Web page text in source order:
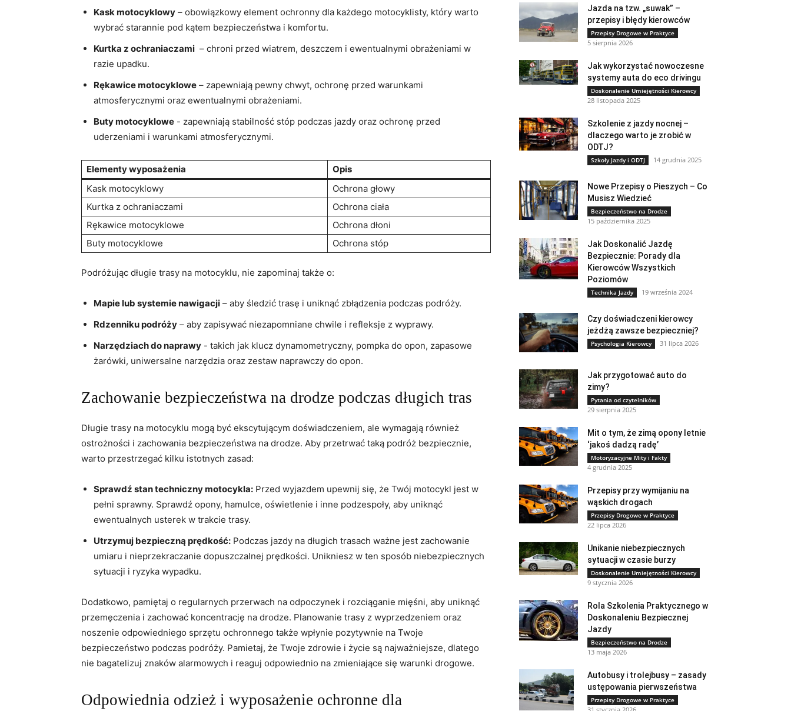
Kask motocyklowy – obowiązkowy element ochronny dla każdego⁤ motocyklisty, ​który warto
wybrać starannie pod kątem bezpieczeństwa i komfortu.
Kurtka z ochraniaczami ⁢ – chroni przed wiatrem, deszczem i ⁢ewentualnymi obrażeniami w
razie upadku.
Rękawice motocyklowe – ‍zapewniają⁣ pewny chwyt, ochronę przed warunkami
atmosferycznymi oraz ewentualnymi obrażeniami.
Buty motocyklowe -⁢ zapewniają stabilność stóp ⁣podczas ​jazdy oraz ochronę przed
uderzeniami i warunkami atmosferycznymi.
Elementy wyposażenia
Opis
Kask ‍motocyklowy
Ochrona głowy
Kurtka z ochraniaczami
Ochrona ‌ciała
Rękawice motocyklowe
Ochrona dłoni
Buty motocyklowe
Ochrona stóp
Podróżując ​długie trasy na motocyklu, nie zapominaj⁢ także o:
Mapie lub systemie nawigacji – aby śledzić trasę i uniknąć zbłądzenia podczas ⁣podróży.
Rdzenniku podróży – aby‌ zapisywać niezapomniane⁢ chwile i refleksje z wyprawy.
Narzędziach do naprawy -⁣ takich jak klucz⁣ dynamometryczny, pompka ⁢do opon, zapasowe
żarówki, ‌uniwersalne⁣ narzędzia oraz zestaw⁤ naprawczy do opon.
Zachowanie bezpieczeństwa​ na‍ drodze ⁤podczas długich tras
Długie trasy​ na motocyklu mogą być ekscytującym doświadczeniem, ale wymagają również
ostrożności i zachowania bezpieczeństwa na drodze. Aby przetrwać taką podróż bezpiecznie,
warto przestrzegać kilku istotnych zasad:
Sprawdź stan techniczny motocykla: Przed wyjazdem upewnij się, że Twój motocykl jest w
pełni sprawny. Sprawdź opony,⁢ hamulce, oświetlenie i ‌inne podzespoły, aby uniknąć
ewentualnych usterek w trakcie trasy.
Utrzymuj bezpieczną ⁢prędkość: Podczas jazdy na długich trasach ⁢ważne ‍jest‌ zachowanie
umiaru i nieprzekraczanie dopuszczalnej prędkości. Unikniesz w ten sposób niebezpiecznych
sytuacji i ryzyka⁢ wypadku.
Dodatkowo, pamiętaj o regularnych przerwach ⁤na odpoczynek i rozciąganie mięśni, aby uniknąć
przemęczenia i zachować koncentrację na drodze. Planowanie ​trasy⁤ z wyprzedzeniem oraz
noszenie⁢ odpowiedniego⁢ sprzętu ochronnego także wpłynie pozytywnie na Twoje
bezpieczeństwo podczas podróży. Pamietaj, że Twoje zdrowie i ⁢życie są najważniejsze, dlatego
nie bagatelizuj znaków alarmowych i reaguj⁤ odpowiednio na zmieniające się warunki drogowe.
Odpowiednia odzież i wyposażenie ochronne dla
Jazda na tzw. „suwak” –
przepisy i błędy kierowców
Przepisy Drogowe w Praktyce
5 sierpnia 2026
Jak wykorzystać nowoczesne
systemy auta do eco drivingu
Doskonalenie Umiejętności Kierowcy
28 listopada 2025
Szkolenie z jazdy nocnej –
dlaczego warto je zrobić w
ODTJ?
Szkoły Jazdy i ODTJ 14 grudnia 2025
Nowe Przepisy o Pieszych – Co
Musisz Wiedzieć
Bezpieczeństwo na Drodze
15 października 2025
Jak Doskonalić Jazdę
Bezpiecznie: Porady dla
Kierowców Wszystkich
Poziomów
Technika Jazdy 19 września 2024
Czy doświadczeni kierowcy
jeżdżą zawsze bezpieczniej?
Psychologia Kierowcy 31 lipca 2026
Jak przygotować auto do
zimy?
Pytania od czytelników
29 sierpnia 2025
Mit o tym, że zimą opony letnie
‘jakoś dadzą radę’
Motoryzacyjne Mity i Fakty
4 grudnia 2025
Przepisy przy wymijaniu na
wąskich drogach
Przepisy Drogowe w Praktyce
22 lipca 2026
Unikanie niebezpiecznych
sytuacji w czasie burzy
Doskonalenie Umiejętności Kierowcy
9 stycznia 2026
Rola Szkolenia Praktycznego w
Doskonaleniu Bezpiecznej
Jazdy
Bezpieczeństwo na Drodze
13 maja 2026
Autobusy i trolejbusy – zasady
ustępowania pierwszeństwa
Przepisy Drogowe w Praktyce